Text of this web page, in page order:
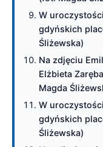
W
gdyńskich
Śliżewska)
Na zdjęciu
Elżbieta
Magda
W
gdyńskich
Śliżewska)